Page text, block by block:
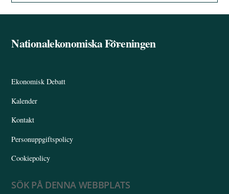
Back
Nationalekonomiska Föreningen
Ekonomisk Debatt
Kalender
Kontakt
Personuppgiftspolicy
Cookiepolicy
SÖK PÅ DENNA WEBBPLATS